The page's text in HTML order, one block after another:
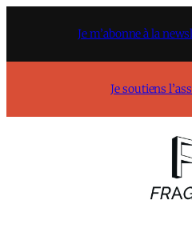
Je m’abonne à la
Je soutiens